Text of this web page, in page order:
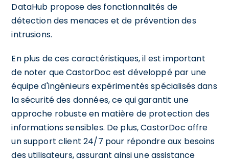
DataHub propose des fonctionnalités de
détection des menaces et de prévention des
intrusions.
En plus de ces caractéristiques, il est important
de noter que CastorDoc est développé par une
équipe d'ingénieurs expérimentés spécialisés dans
la sécurité des données, ce qui garantit une
approche robuste en matière de protection des
informations sensibles. De plus, CastorDoc offre
un support client 24/7 pour répondre aux besoins
des utilisateurs, assurant ainsi une assistance